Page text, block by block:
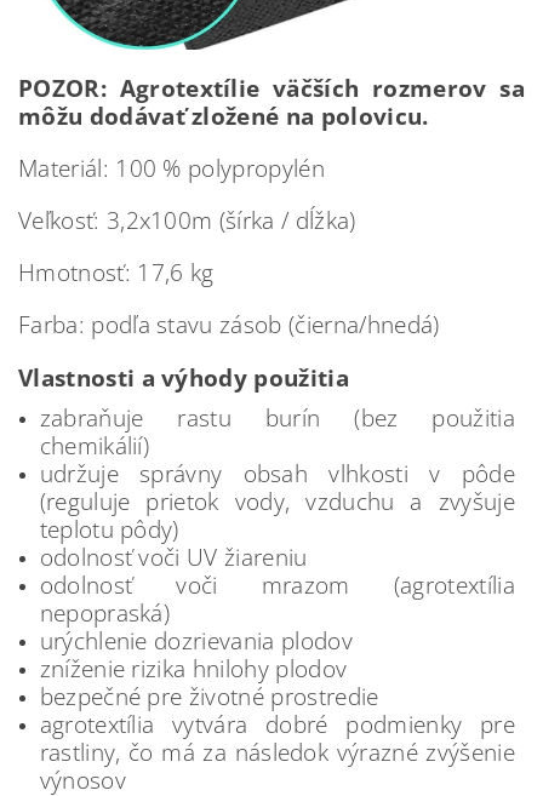
POZOR: Agrotextílie väčších rozmerov sa
môžu dodávať zložené na polovicu.
Materiál: 100 % polypropylén
Veľkosť: 3,2x100m (šírka / dĺžka)
Hmotnosť: 17,6 kg
Farba: podľa stavu zásob (čierna/hnedá)
Vlastnosti a výhody použitia
zabraňuje rastu burín (bez použitia
chemikálií)
udržuje správny obsah vlhkosti v pôde
(reguluje prietok vody, vzduchu a zvyšuje
teplotu pôdy)
odolnosť voči UV žiareniu
odolnosť voči mrazom (agrotextília
nepopraská)
urýchlenie dozrievania plodov
zníženie rizika hnilohy plodov
bezpečné pre životné prostredie
agrotextília vytvára dobré podmienky pre
rastliny, čo má za následok výrazné zvýšenie
výnosov